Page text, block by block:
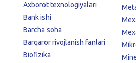
Axborot texnologiyalari
Bank ishi
Barcha soha
Barqaror rivojlanish fanlari
Biofizika